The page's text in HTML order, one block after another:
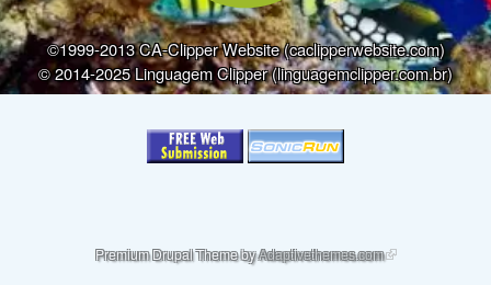
©1999-2013 CA-Clipper Website (caclipperwebsite.com)
© 2014-2025 Linguagem Clipper (linguagemclipper.com.br)
Premium Drupal Theme byAdaptivethemes.com(link is external)